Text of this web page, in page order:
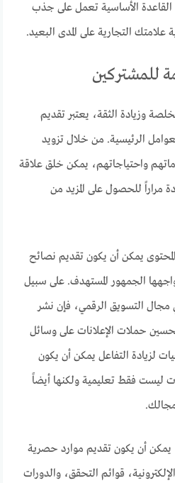
القاعدة الأساسية تعمل على جذب
التجارية على المدى البعيد.
للمشتركين
وزيادة الثقة، يعتبر تقديم
الرئيسية. من خلال تزويد
واحتياجاتهم، يمكن خلق علاقة
للحصول على المزيد من
يمكن أن يكون تقديم نصائح
الجمهور المستهدف. على سبيل
مجال التسويق الرقمي، فإن نشر
حملات الإعلانات على وسائل
لزيادة التفاعل يمكن أن يكون
ليست فقط تعليمية ولكنها أيضاً
يمكن أن يكون تقديم موارد حصرية
قوائم التحقق، والدورات